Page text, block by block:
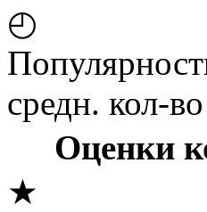
◴
средн. кол-
Оценки
★